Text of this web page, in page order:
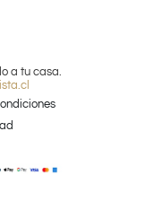
a tu casa.